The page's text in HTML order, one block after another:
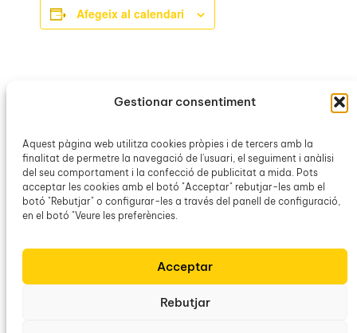
Gestionar consentiment
Aquest pàgina web utilitza cookies pròpies i de tercers amb la
finalitat de permetre la navegació de l'usuari, el seguiment i anàlisi
del seu comportament i la confecció de publicitat a mida. Pots
acceptar les cookies amb el botó "Acceptar" rebutjar-les amb el
botó "Rebutjar" o configurar-les a través del panell de configuració,
en el botó "Veure les preferències.
Acceptar
Rebutjar
Afegeix al calendari
MOSTRA ELS DETALLS
6 octubre 2025
Hora:
19:30h – 20:30h
Categoria d’Esdeveniment:
OCB Maria de la Salut